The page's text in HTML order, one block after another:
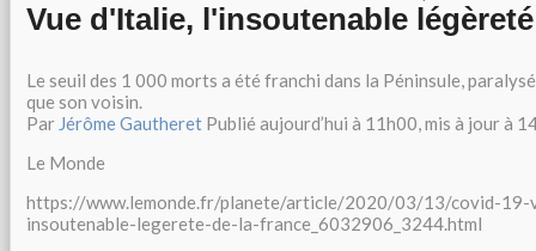
Vue d'Italie, l'insoutenable
Le seuil des 1 000 morts a été franchi dans la Péninsule,
que son voisin.
Par Jérôme Gautheret Publié aujourd’hui à 11h00, mis à jour à
Le Monde
https://www.lemonde.fr/planete/article/2020/03/13/covid-
insoutenable-legerete-de-la-france_6032906_3244.html